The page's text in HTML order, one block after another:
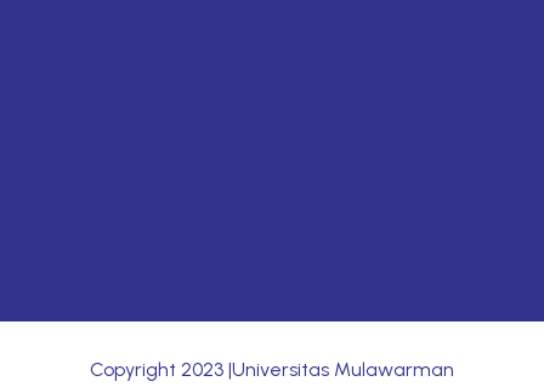
Copyright 2023 |Universitas Mulawarman